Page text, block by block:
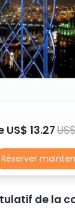
US$ 13.27
Réserver
de la